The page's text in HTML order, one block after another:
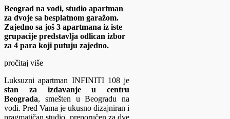
Beograd na vodi, studio apartman
za dvoje sa besplatnom garažom.
Zajedno sa još 3 apartmana iz iste
grupacije predstavlja odlican izbor
za 4 para koji putuju zajedno.
pročitaj više
Luksuzni apartman INFINITI 108 je
stan za izdavanje u centru
Beograda, smešten u Beogradu na
vodi. Pred Vama je ukusno dizajniran i
pragmatičan studio, preporučen za dve